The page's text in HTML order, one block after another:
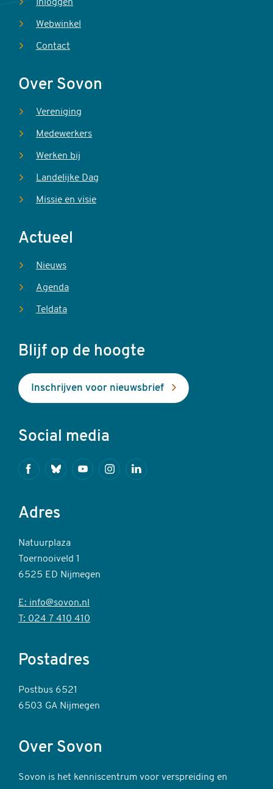
Inloggen
Webwinkel
Contact
Over Sovon
Vereniging
Medewerkers
Werken bij
Landelijke Dag
Missie en visie
Actueel
Nieuws
Agenda
Teldata
Blijf op de hoogte
Inschrijven voor nieuwsbrief
Social media
FacebookBlueskyYoutubeInstagramLinkedin
Adres
Natuurplaza
Toernooiveld 1
6525 ED Nijmegen
E: info@sovon.nl
T: 024 7 410 410
Postadres
Postbus 6521
6503 GA Nijmegen
Over Sovon
Sovon is het kenniscentrum voor verspreiding en